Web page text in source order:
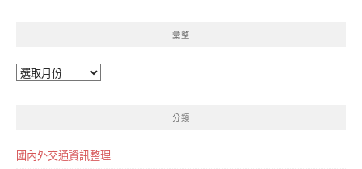
彙整
彙
分類
國內外交通資訊整理